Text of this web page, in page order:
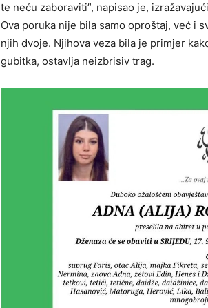
te neću zaboraviti”, napisao je,
Ova poruka nije bila samo oproštaj, već i
njih dvoje. Njihova veza bila je primjer
gubitka, ostavlja neizbrisiv trag.